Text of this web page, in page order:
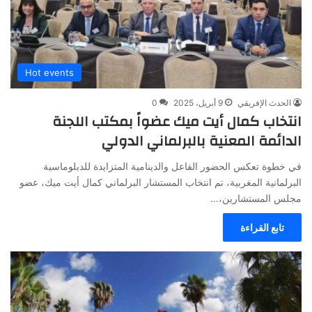
Hot events
الحدث الإفريقي 9 أبريل، 2025 0
انتخاب كمال أيت ميك عضواً بمكتب اللجنة
الدائمة المعنية بالبرلماني الدولي
في خطوة تعكس الحضور الفاعل والدينامية المتزايدة للدبلوماسية
البرلمانية المغربية، تم انتخاب المستشار البرلماني كمال أيت ميك، عضو
مجلس المستشارين،…
تابع القراءة